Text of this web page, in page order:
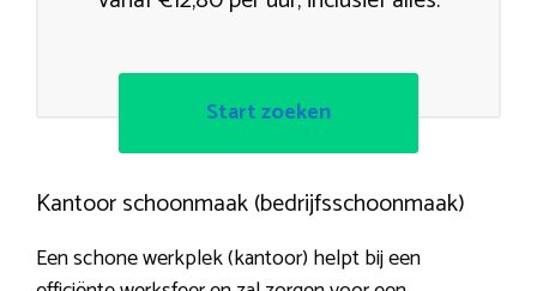
Start zoeken
Kantoor schoonmaak (bedrijfsschoonmaak)
Een schone werkplek (kantoor) helpt bij een